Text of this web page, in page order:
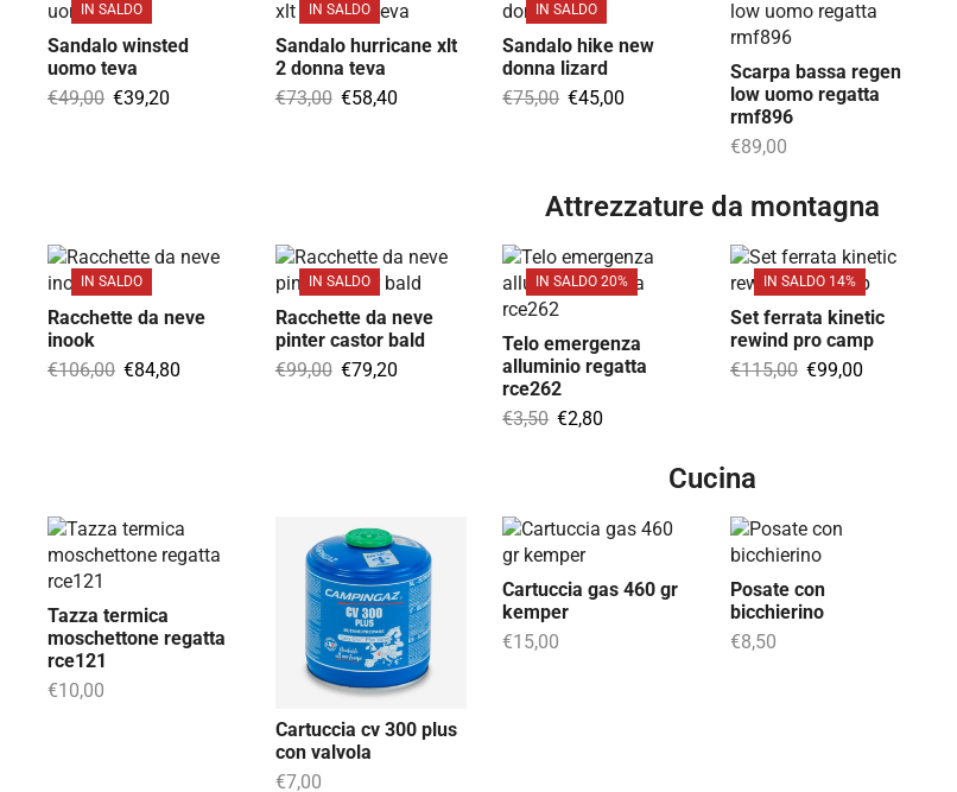
IN SALDO
Sandalo winsted
uomo teva
€49,00 €39,20
IN SALDO
Sandalo hurricane xlt
2 donna teva
€73,00 €58,40
IN SALDO
Sandalo hike new
donna lizard
€75,00 €45,00
Scarpa bassa regen
low uomo regatta
rmf896
€89,00
Attrezzature da montagna
IN SALDO
Racchette da neve
inook
€106,00 €84,80
IN SALDO
Racchette da neve
pinter castor bald
€99,00 €79,20
IN SALDO 20%
Telo emergenza
alluminio regatta
rce262
€3,50 €2,80
IN SALDO 14%
Set ferrata kinetic
rewind pro camp
€115,00 €99,00
Cucina
Tazza termica
moschettone regatta
rce121
€10,00
Cartuccia cv 300 plus
con valvola
€7,00
Cartuccia gas 460 gr
kemper
€15,00
Posate con
bicchierino
€8,50